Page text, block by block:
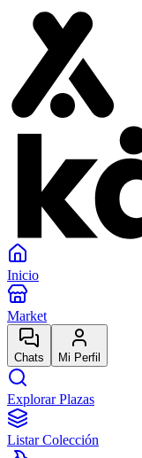
Inicio
Market
Chats Mi Perfil
Explorar Plazas
Listar Colección